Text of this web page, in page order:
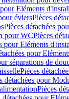
Eléments
éviersPièces
Pièces détachées
pour WCPièces
pour Eléments
pour
séparations de
Pièces
détachées pour
Pièces